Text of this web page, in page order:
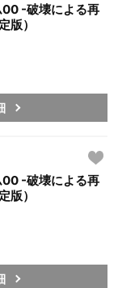
-破壊による再
版）
-破壊による再
版）